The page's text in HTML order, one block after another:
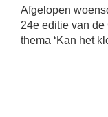
Afgelopen
24e editie van
thema ‘Kan het